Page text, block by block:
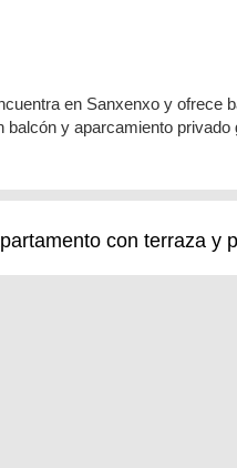
en Sanxenxo y ofrece
balcón y aparcamiento privado
con terraza y